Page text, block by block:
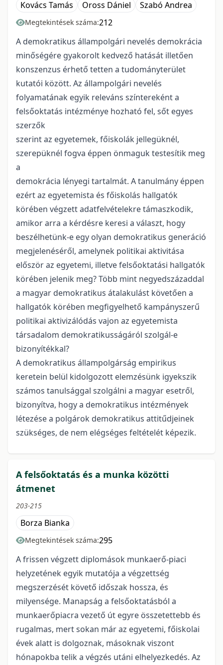
Kovács Tamás Oross Dániel Szabó Andrea
Megtekintések száma:212
A demokratikus állampolgári nevelés demokrácia
minőségére gyakorolt kedvező hatását illetően
konszenzus érhető tetten a tudományterület
kutatói között. Az állampolgári nevelés
folyamatának egyik releváns színtereként a
felsőoktatás intézménye hozható fel, sőt egyes
szerzők
szerint az egyetemek, főiskolák jellegüknél,
szerepüknél fogva éppen önmaguk testesítik meg
a
demokrácia lényegi tartalmát. A tanulmány éppen
ezért az egyetemista és főiskolás hallgatók
körében végzett adatfelvételekre támaszkodik,
amikor arra a kérdésre keresi a választ, hogy
beszélhetünk-e egy olyan demokratikus generáció
megjelenéséről, amelynek politikai aktivitása
először az egyetemi, illetve felsőoktatási hallgatók
körében jelenik meg? Több mint negyedszázaddal
a magyar demokratikus átalakulást követően a
hallgatók körében megfigyelhető kampányszerű
politikai aktivizálódás vajon az egyetemista
társadalom demokratikusságáról szolgál-e
bizonyítékkal?
A demokratikus állampolgárság empirikus
keretein belül kidolgozott elemzésünk igyekszik
számos tanulsággal szolgálni a magyar esetről,
bizonyítva, hogy a demokratikus intézmények
létezése a polgárok demokratikus attitűdjeinek
szükséges, de nem elégséges feltételét képezik.
A felsőoktatás és a munka közötti
átmenet
203-215
Borza Bianka
Megtekintések száma:295
A frissen végzett diplomások munkaerő-piaci
helyzetének egyik mutatója a végzettség
megszerzését követő időszak hossza, és
milyensége. Manapság a felsőoktatásból a
munkaerőpiacra vezető út egyre összetettebb és
rugalmas, mert sokan már az egyetemi, főiskolai
évek alatt is dolgoznak, másoknak viszont
hónapokba telik a végzés utáni elhelyezkedés. Az